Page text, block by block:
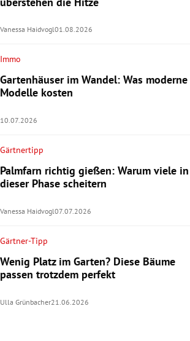
Vanessa Haidvogl01.08.2026
Immo
Gartenhäuser im Wandel: Was moderne
Modelle kosten
10.07.2026
Gärtnertipp
Palmfarn richtig gießen: Warum viele in
dieser Phase scheitern
Vanessa Haidvogl07.07.2026
Gärtner-Tipp
Wenig Platz im Garten? Diese Bäume
passen trotzdem perfekt
Ulla Grünbacher21.06.2026